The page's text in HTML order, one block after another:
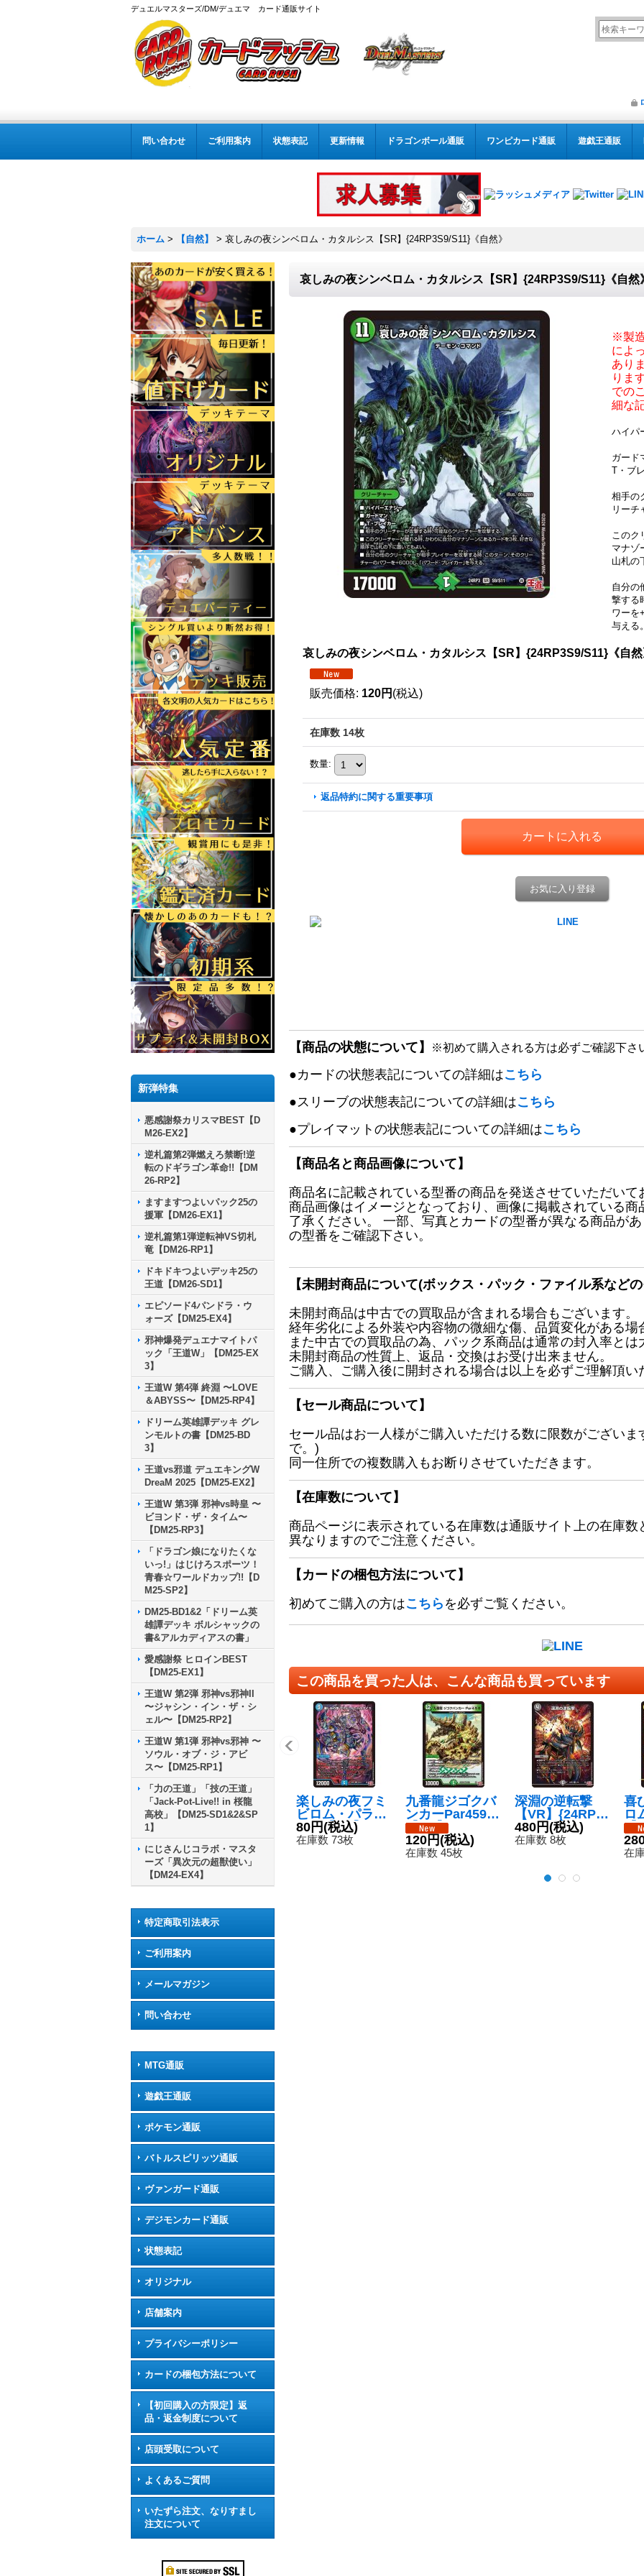
デュエルマスターズ/DM/デュエマ カード通販サイト
問い合わせ ご利用案内 状態表記 更新情報 ドラゴンボール通販 ワンピカード通販 遊戯王通販
ホーム > 【自然】 > 哀しみの夜シンベロム・カタルシス【SR】{24RP3S9/S11}《自然》
新弾特集
悪感謝祭カリスマBEST【D
M26-EX2】
逆札篇第2弾燃えろ禁断!逆
転のドギラゴン革命!!【DM
26-RP2】
ますますつよいパック25の
援軍【DM26-EX1】
逆札篇第1弾逆転神VS切札
竜【DM26-RP1】
ドキドキつよいデッキ25の
王道【DM26-SD1】
エピソード4パンドラ・ウ
ォーズ【DM25-EX4】
邪神爆発デュエナマイトパ
ック「王道W」【DM25-EX
3】
王道W 第4弾 終淵 〜LOVE
＆ABYSS〜【DM25-RP4】
ドリーム英雄譚デッキ グレ
ンモルトの書【DM25-BD
3】
王道vs邪道 デュエキングW
DreaM 2025【DM25-EX2】
王道W 第3弾 邪神vs時皇 〜
ビヨンド・ザ・タイム〜
【DM25-RP3】
「ドラゴン娘になりたくな
いっ!」はじけろスポーツ！
青春☆ワールドカップ!!【D
M25-SP2】
DM25-BD1&2「ドリーム英
雄譚デッキ ボルシャックの
書&アルカディアスの書」
愛感謝祭 ヒロインBEST
【DM25-EX1】
王道W 第2弾 邪神vs邪神II
〜ジャシン・イン・ザ・シ
ェル〜【DM25-RP2】
王道W 第1弾 邪神vs邪神 〜
ソウル・オブ・ジ・アビ
ス〜【DM25-RP1】
「力の王道」「技の王道」
「Jack-Pot-Live!! in 桜龍
高校」【DM25-SD1&2&SP
1】
にじさんじコラボ・マスタ
ーズ「異次元の超獣使い」
【DM24-EX4】
特定商取引法表示
ご利用案内
メールマガジン
問い合わせ
MTG通販
遊戯王通販
ポケモン通販
バトルスピリッツ通販
ヴァンガード通販
デジモンカード通販
状態表記
オリジナル
店舗案内
プライバシーポリシー
カードの梱包方法について
【初回購入の方限定】返
品・返金制度について
店頭受取について
よくあるご質問
いたずら注文、なりすまし
注文について
哀しみの夜シンベロム・カタルシス【SR】{24RP3S9/S11}《自然
※製
によ
あり
りま
での
細な
ハイパ
ガー
T・ブ
相手の
リーチ
このク
マナゾ
山札の
自分の
撃する
ワーを
与える
哀しみの夜シンベロム・カタルシス【SR】{24RP3S9/S11}《自
販売価格: 120円 (税込)
在庫数 14枚
数量:
返品特約に関する重要事項
お気に入り登録
【商品の状態について】 ※初めて購入される方は必ずご確認下さ
●カードの状態表記についての詳細はこちら
●スリーブの状態表記についての詳細はこちら
●プレイマットの状態表記についての詳細はこちら
【商品名と商品画像について】
商品名に記載されている型番の商品を発送させていただいて
商品画像はイメージとなっており、画像に掲載されている
了承ください。 一部、写真とカードの型番が異なる商品が
の型番をご確認下さい。
【未開封商品について(ボックス・パック・ファイル系など
未開封商品は中古での買取品が含まれる場合もございます。
経年劣化による外装や内容物の微細な傷、品質変化がある場
また中古での買取品の為、パック系商品は通常の封入率と
未開封商品の性質上、返品・交換はお受け出来ません。
ご購入、ご購入後に開封される場合は以上を必ずご理解頂
【セール商品について】
セール品はお一人様がご購入いただける数に限数がござい
で。)
同一住所での複数購入もお断りさせていただきます。
【在庫数について】
商品ページに表示されている在庫数は通販サイト上の在庫
異なりますのでご注意ください。
【カードの梱包方法について】
初めてご購入の方はこちら を必ずご覧ください。
この商品を買った人は、こんな商品も買っています
楽しみの夜フミ
ビロム・パラダ
イス【SR】{24
RP3S3/S11}
80円(税込)
在庫数 73枚
九番龍ジゴクバ
ンカーPar459
【VR】{24RP3
8/76}《自然》
120円(税込)
在庫数 45枚
深淵の逆転撃
【VR】{24RP3
5/76}《闇》
480円(税込)
在庫数 8枚
喜
ロ
【
在